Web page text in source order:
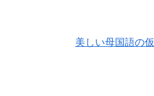
美しい母国語の